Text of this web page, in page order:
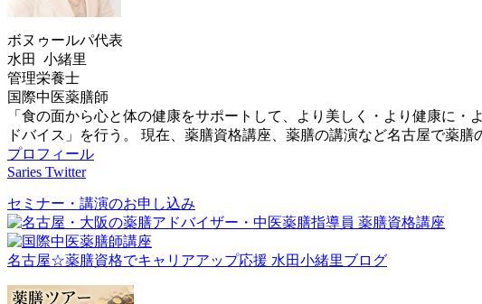
ボヌゥールパ代表
水田 小緒里
管理栄養士
国際中医薬膳師
「食の面から心と体の健康をサポートして、より美しく・より健康に
ドバイス」を行う。 現在、薬膳資格講座、薬膳の講演など名古屋で薬膳
プロフィール
Saries Twitter
セミナー・講演のお申し込み
名古屋☆薬膳資格でキャリアアップ応援 水田小緒里ブログ